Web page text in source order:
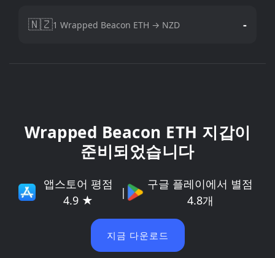
🇳🇿1 Wrapped Beacon ETH → NZD -
Wrapped Beacon ETH 지갑이
준비되었습니다
앱스토어 평점
4.9 ★
|
구글 플레이에서 별점
4.8개
지금 다운로드